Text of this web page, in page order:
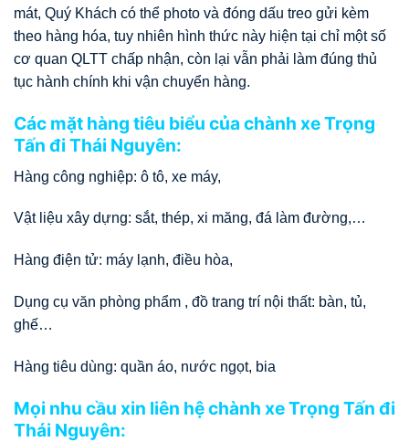
mát, Quý Khách có thể photo và đóng dấu treo gửi kèm
theo hàng hóa, tuy nhiên hình thức này hiện tại chỉ một số
cơ quan QLTT chấp nhận, còn lại vẫn phải làm đúng thủ
tục hành chính khi vận chuyển hàng.
Các mặt hàng tiêu biểu của chành xe Trọng
Tấn đi Thái Nguyên:
Hàng công nghiệp: ô tô, xe máy,
Vật liệu xây dựng: sắt, thép, xi măng, đá làm đường,…
Hàng điện tử: máy lạnh, điều hòa,
Dụng cụ văn phòng phẩm , đồ trang trí nội thất: bàn, tủ,
ghế…
Hàng tiêu dùng: quần áo, nước ngọt, bia
Mọi nhu cầu xin liên hệ chành xe Trọng Tấn đi
Thái Nguyên: